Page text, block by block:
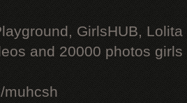
GirlsHUB, Lolita
and 20000 photos
muhcsh